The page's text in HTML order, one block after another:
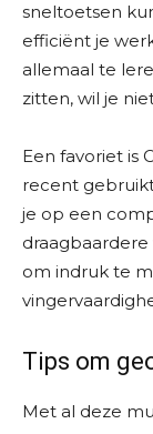
sneltoetsen
efficiënt je
allemaal te
zitten, wil je
Een favoriet is
recent
je op een
om indruk te
Tips om
Met al deze